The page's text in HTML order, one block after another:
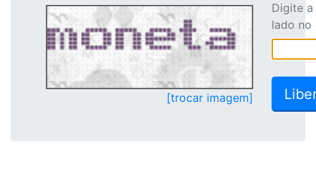
[trocar imagem]
Digite
lado no